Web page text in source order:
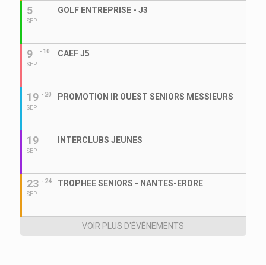
5
SEP
GOLF ENTREPRISE - J3
9
SEP
- 10 CAEF J5
19
SEP
- 20 PROMOTION IR OUEST SENIORS MESSIEURS
19
SEP
INTERCLUBS JEUNES
23
SEP
- 24 TROPHEE SENIORS - NANTES-ERDRE
VOIR PLUS D'ÉVÉNEMENTS